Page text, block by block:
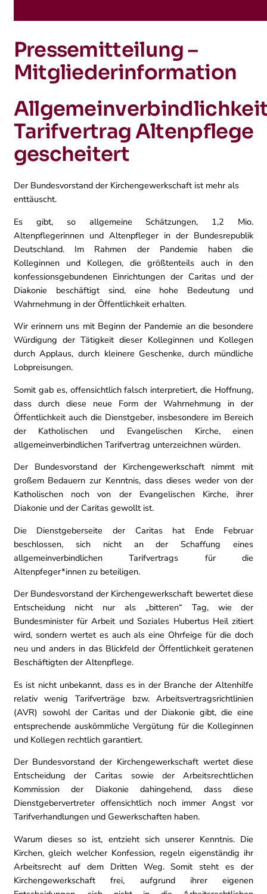
Pressemitteilung –
Mitgliederinformation
Tarifvertrag Altenpflege
gescheitert
Der Bundesvorstand der Kirchengewerkschaft ist mehr als
enttäuscht.
Es gibt, so allgemeine Schätzungen, 1,2 Mio.
Altenpflegerinnen und Altenpfleger in der Bundesrepublik
Deutschland. Im Rahmen der Pandemie haben die
Kolleginnen und Kollegen, die größtenteils auch in den
konfessionsgebundenen Einrichtungen der Caritas und der
Diakonie beschäftigt sind, eine hohe Bedeutung und
Wahrnehmung in der Öffentlichkeit erhalten.
Wir erinnern uns mit Beginn der Pandemie an die besondere
Würdigung der Tätigkeit dieser Kolleginnen und Kollegen
durch Applaus, durch kleinere Geschenke, durch mündliche
Lobpreisungen.
Somit gab es, offensichtlich falsch interpretiert, die Hoffnung,
dass durch diese neue Form der Wahrnehmung in der
Öffentlichkeit auch die Dienstgeber, insbesondere im Bereich
der Katholischen und Evangelischen Kirche, einen
allgemeinverbindlichen Tarifvertrag unterzeichnen würden.
Der Bundesvorstand der Kirchengewerkschaft nimmt mit
großem Bedauern zur Kenntnis, dass dieses weder von der
Katholischen noch von der Evangelischen Kirche, ihrer
Diakonie und der Caritas gewollt ist.
Die Dienstgeberseite der Caritas hat Ende Februar
beschlossen, sich nicht an der Schaffung eines
allgemeinverbindlichen Tarifvertrags für die
Altenpfeger*innen zu beteiligen.
Der Bundesvorstand der Kirchengewerkschaft bewertet diese
Entscheidung nicht nur als „bitteren“ Tag, wie der
Bundesminister für Arbeit und Soziales Hubertus Heil zitiert
wird, sondern wertet es auch als eine Ohrfeige für die doch
neu und anders in das Blickfeld der Öffentlichkeit geratenen
Beschäftigten der Altenpflege.
Es ist nicht unbekannt, dass es in der Branche der Altenhilfe
relativ wenig Tarifverträge bzw. Arbeitsvertragsrichtlinien
(AVR) sowohl der Caritas und der Diakonie gibt, die eine
entsprechende auskömmliche Vergütung für die Kolleginnen
und Kollegen rechtlich garantiert.
Der Bundesvorstand der Kirchengewerkschaft wertet diese
Entscheidung der Caritas sowie der Arbeitsrechtlichen
Kommission der Diakonie dahingehend, dass diese
Dienstgebervertreter offensichtlich noch immer Angst vor
Tarifverhandlungen und Gewerkschaften haben.
Warum dieses so ist, entzieht sich unserer Kenntnis. Die
Kirchen, gleich welcher Konfession, regeln eigenständig ihr
Arbeitsrecht auf dem Dritten Weg. Somit steht es der
Kirchengewerkschaft frei, aufgrund ihrer eigenen